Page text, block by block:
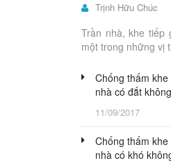
Trịnh Hữu Chúc
Trần nhà, khe tiếp
một trong những vị
Chống thấm
nhà có đắt
11/09/2017
Chống thấm
nhà có khó